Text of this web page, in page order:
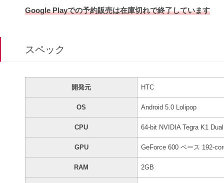
Google Playでの予約販売は在庫切れで終了しています
スペック
開発元 HTC
OS Android 5.0 Lolipop
CPU 64-bit NVIDIA Tegra K1
GPU GeForce 600 ベース 192-
RAM 2GB